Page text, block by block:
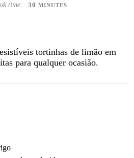
time 30 MINUTES
MINUTES
tortinhas de limão em
para qualquer ocasião.